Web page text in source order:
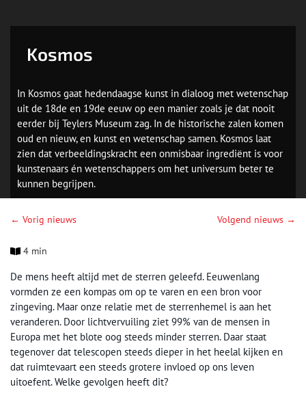
Kosmos
In Kosmos gaat hedendaagse kunst in dialoog met wetenschap
uit de 18de en 19de eeuw op een manier zoals je dat nooit
eerder bij Teylers Museum zag. In de historische zalen komen
oud en nieuw, en kunst en wetenschap samen. Kosmos laat
zien dat verbeeldingskracht een onmisbaar ingrediënt is voor
kunstenaars én wetenschappers om het universum beter te
kunnen begrijpen.
← Vorig nieuws Volgend nieuws →
4 min
De mens heeft altijd met de sterren geleefd. Eeuwenlang
vormden ze een kompas om op te varen en een bron voor
zingeving. Maar onze relatie met de sterrenhemel is aan het
veranderen. Door lichtvervuiling ziet 99% van de mensen in
Europa met het blote oog steeds minder sterren. Daar staat
tegenover dat telescopen steeds dieper in het heelal kijken en
dat ruimtevaart een steeds grotere invloed op ons leven
uitoefent. Welke gevolgen heeft dit?